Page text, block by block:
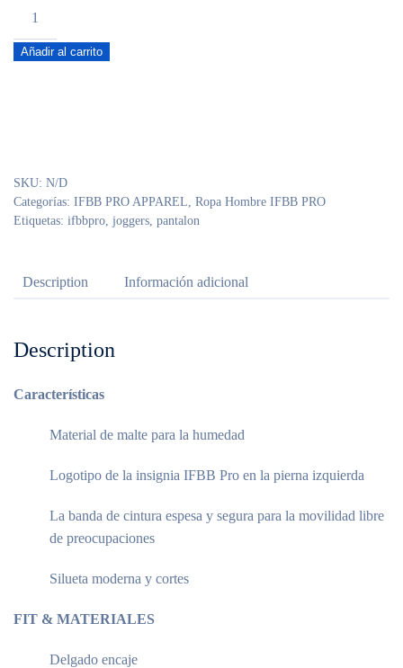
PRO
Añadir al carrito
SKU: N/D
Categorías: IFBB PRO APPAREL Ropa Hombre IFBB PRO
Etiquetas: ifbbpro joggers pantalon
Description Información adicional
Description
Características
Material de malte para la humedad
Logotipo de la insignia IFBB Pro en la pierna izquierda
La banda de cintura espesa y segura para la movilidad libre
de preocupaciones
Silueta moderna y cortes
FIT & MATERIALES
Delgado encaje